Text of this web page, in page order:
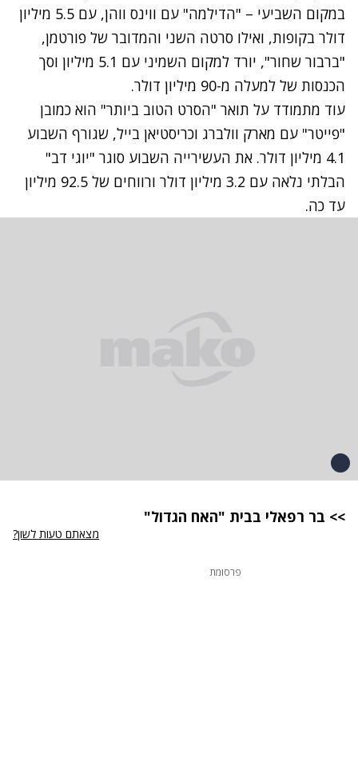
במקום השביעי – "הדילמה" עם ווינס ווהן, עם 5.5 מיליון
דולר בקופות, ואילו סרטה השני והמדובר של פורטמן,
"ברבור שחור
", יורד למקום השמיני עם 5.1 מיליון וסך
הכנסות של למעלה מ-90 מיליון דולר.
עוד מתמודד על תואר "הסרט הטוב ביותר" הוא כמובן
"פייטר" עם מארק וולברג וכריסטיאן בייל, שגורף השבוע
4.1 מיליון דולר. את העשירייה השבוע סוגר "יוגי דב"
הבלתי נלאה עם 3.2 מיליון דולר ורווחים של 92.5 מיליון
עד כה.
>> בר רפאלי בבית "האח הגדול"
מצאתם טעות לשון?
פרסומת